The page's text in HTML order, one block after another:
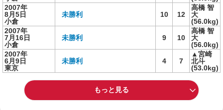
2007年
8月5日
小倉
未勝利 10 12
高橋 智
大
(56.0kg)
2007年
7月16日
小倉
未勝利 9 10
高橋 智
大
(56.0kg)
2007年
6月9日
東京
未勝利 4 7
▲宮崎
北斗
(53.0kg)
もっと見る